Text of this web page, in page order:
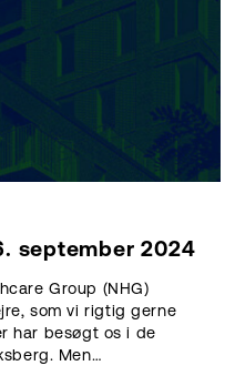
september 2024
Group (NHG)
som vi rigtig gerne
har besøgt os i de
Men…